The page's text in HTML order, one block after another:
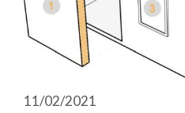
11/02/2021